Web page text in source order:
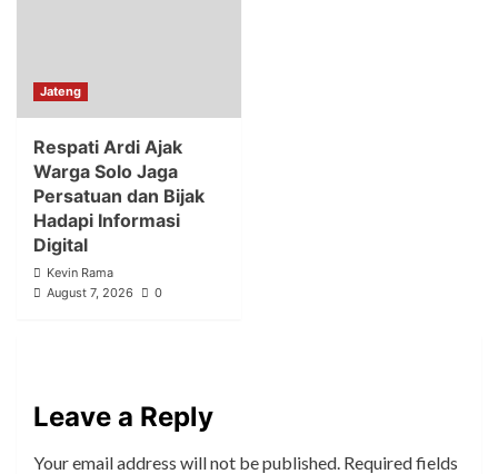
Jateng
Respati Ardi Ajak
Warga Solo Jaga
Persatuan dan Bijak
Hadapi Informasi
Digital
Kevin Rama
August 7, 2026
0
Leave a Reply
Your email address will not be published. Required fields